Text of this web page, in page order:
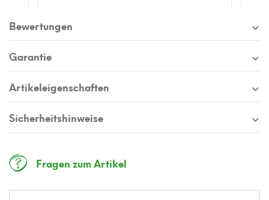
Bewertungen
Garantie
Artikeleigenschaften
Sicherheitshinweise
Fragen zum Artikel